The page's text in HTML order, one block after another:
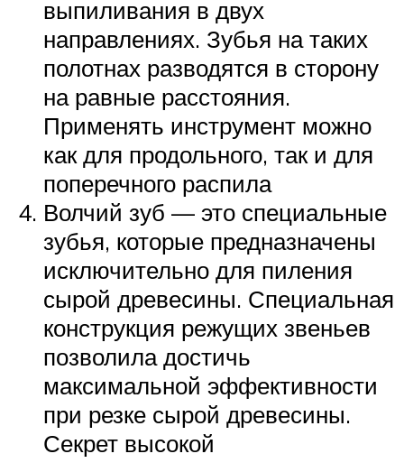
выпиливания в двух
направлениях. Зубья на таких
полотнах разводятся в сторону
на равные расстояния.
Применять инструмент можно
как для продольного, так и для
поперечного распила
Волчий зуб — это специальные
зубья, которые предназначены
исключительно для пиления
сырой древесины. Специальная
конструкция режущих звеньев
позволила достичь
максимальной эффективности
при резке сырой древесины.
Секрет высокой